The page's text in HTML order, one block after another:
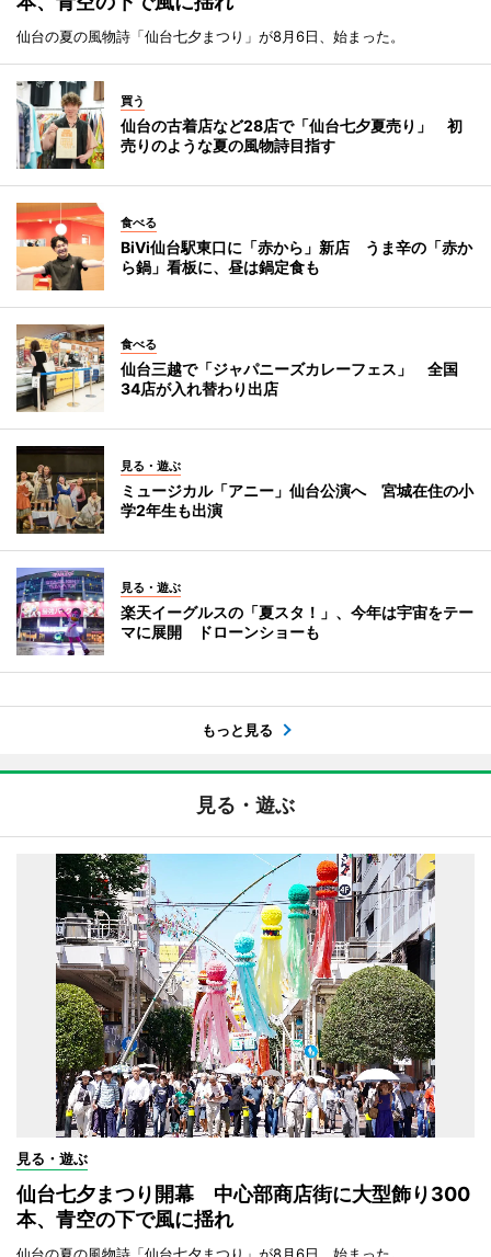
仙台の夏の風物詩「仙台七夕まつり」が8月6日、始まった。
買う
仙台の古着店など28店で「仙台七夕夏売り」 初
売りのような夏の風物詩目指す
食べる
BiVi仙台駅東口に「赤から」新店 うま辛の「赤か
ら鍋」看板に、昼は鍋定食も
食べる
仙台三越で「ジャパニーズカレーフェス」 全国
34店が入れ替わり出店
見る・遊ぶ
ミュージカル「アニー」仙台公演へ 宮城在住の小
学2年生も出演
見る・遊ぶ
楽天イーグルスの「夏スタ！」、今年は宇宙をテー
マに展開 ドローンショーも
もっと見る
見る・遊ぶ
見る・遊ぶ
仙台七夕まつり開幕 中心部商店街に大型飾り300
本、青空の下で風に揺れ
仙台の夏の風物詩「仙台七夕まつり」が8月6日、始まった。